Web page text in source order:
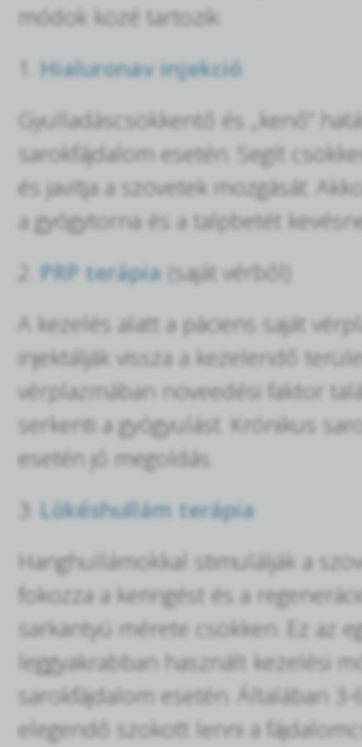
módok közé tartozik:
Hialuronav injekció
Gyulladáscsökkentő és „kenő”
sarokfájdalom esetén. Segít
és javítja a szövetek mozgását.
a gyógytorna és a talpbetét
PRP terápia (saját vérből)
A kezelés alatt a páciens saját
injektálják vissza a kezelendő
vérplazmában növeedési faktor
serkenti a gyógyulást. Krónikus
esetén jó megoldás.
Lökéshullám terápia
Hanghullámokkal stimulálják a
fokozza a keringést és a
sarkantyú mérete csökken. Ez az
leggyakrabban használt kezelési
sarokfájdalom esetén. Általában 3-
elegendő szokott lenni a